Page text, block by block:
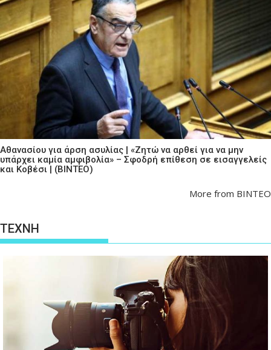
Αθανασίου για άρση ασυλίας | «Ζητώ να αρθεί για να μην
υπάρχει καμία αμφιβολία» – Σφοδρή επίθεση σε εισαγγελείς
και Κοβέσι | (ΒΙΝΤΕΟ)
More from ΒΙΝΤΕΟ
ΤΕΧΝΗ